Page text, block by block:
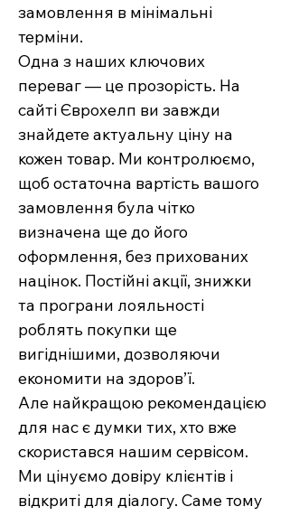
замовлення в мінімальні
терміни.
Одна з наших ключових
переваг — це прозорість. На
сайті Єврохелп ви завжди
знайдете актуальну ціну на
кожен товар. Ми контролюємо,
щоб остаточна вартість вашого
замовлення була чітко
визначена ще до його
оформлення, без прихованих
націнок. Постійні акції, знижки
та програни лояльності
роблять покупки ще
вигіднішими, дозволяючи
економити на здоров’ї.
Але найкращою рекомендацією
для нас є думки тих, хто вже
скористався нашим сервісом.
Ми цінуємо довіру клієнтів і
відкриті для діалогу. Саме тому